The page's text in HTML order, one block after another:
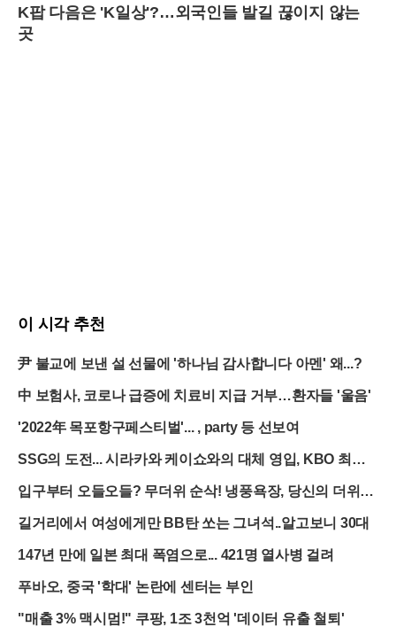
복구 체계를 점검해야 한다는 목소리도 높다.포천시는 이번 사고로 피해
를 입은 주민들을 위한 지원 대책 마련에 나섰다. 시 관계자는 "피해 주민
K팝 다음은 'K일상'?…외국인들 발길 끊이지 않는
곳
이 시각 추천
尹 불교에 보낸 설 선물에 '하나님 감사합니다 아멘' 왜...?
中 보험사, 코로나 급증에 치료비 지급 거부…환자들 '울음'
'2022年 목포항구페스티벌'... , party 등 선보여
SSG의 도전... 시라카와 케이쇼와의 대체 영입, KBO 최초
입구부터 오들오들? 무더위 순삭! 냉풍욕장, 당신의 더위를
길거리에서 여성에게만 BB탄 쏘는 그녀석..알고보니 30대
147년 만에 일본 최대 폭염으로... 421명 열사병 걸려
푸바오, 중국 '학대' 논란에 센터는 부인
"매출 3% 맥시멈!" 쿠팡, 1조 3천억 '데이터 유출 철퇴'